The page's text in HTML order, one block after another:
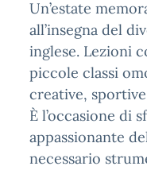
Un’estate
all’insegna del
inglese. Lezioni
piccole classi
creative,
È l’occasione di
appassionante
necessario